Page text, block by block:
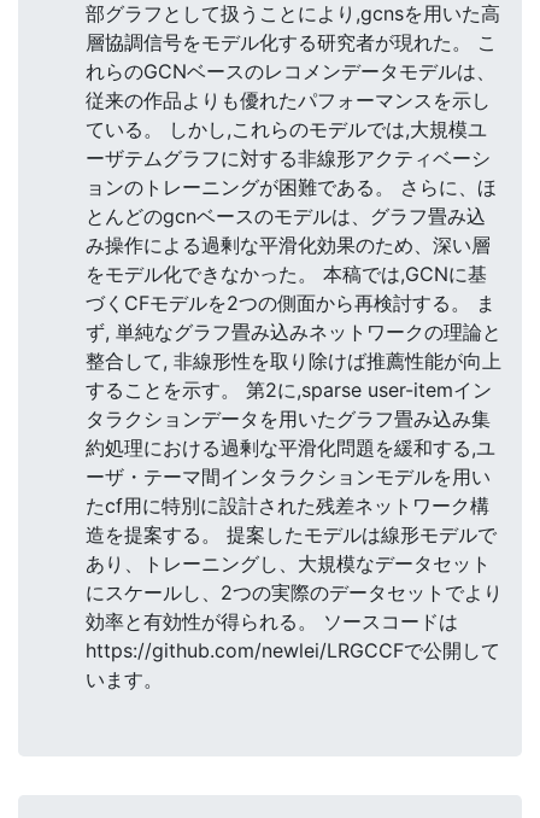
部グラフとして扱うことにより,gcnsを用いた高
層協調信号をモデル化する研究者が現れた。 こ
れらのGCNベースのレコメンデータモデルは、
従来の作品よりも優れたパフォーマンスを示し
ている。 しかし,これらのモデルでは,大規模ユ
ーザテムグラフに対する非線形アクティベーシ
ョンのトレーニングが困難である。 さらに、ほ
とんどのgcnベースのモデルは、グラフ畳み込
み操作による過剰な平滑化効果のため、深い層
をモデル化できなかった。 本稿では,GCNに基
づくCFモデルを2つの側面から再検討する。 ま
ず, 単純なグラフ畳み込みネットワークの理論と
整合して, 非線形性を取り除けば推薦性能が向上
することを示す。 第2に,sparse user-itemイン
タラクションデータを用いたグラフ畳み込み集
約処理における過剰な平滑化問題を緩和する,ユ
ーザ・テーマ間インタラクションモデルを用い
たcf用に特別に設計された残差ネットワーク構
造を提案する。 提案したモデルは線形モデルで
あり、トレーニングし、大規模なデータセット
にスケールし、2つの実際のデータセットでより
効率と有効性が得られる。 ソースコードは
https://github.com/newlei/LRGCCFで公開して
います。